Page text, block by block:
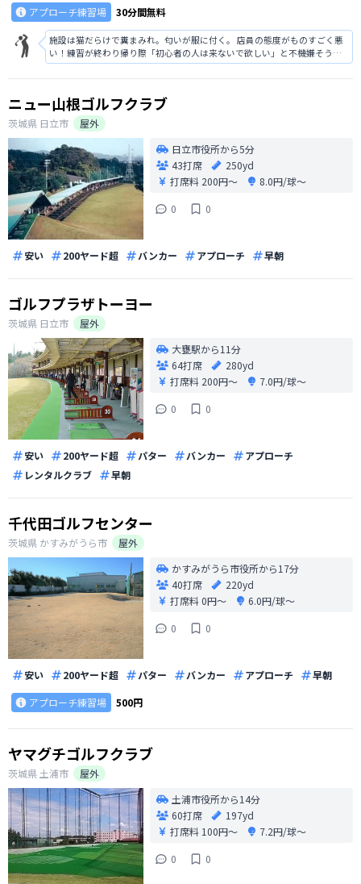
アプローチ練習場
30分間無料
施設は猫だらけで糞まみれ。匂いが服に付く。 店員の態度がものすごく悪
い！練習が終わり帰り際「初心者の人は来ないで欲しい」と不機嫌そうに
言われました。 プリペイドカード残高残ってますがもう絶対に行きませ
ん！！
ニュー山根ゴルフクラブ
茨城県 日立市
屋外
日立市役所から5分
43打席
250yd
打席料 200円〜
8.0円/球〜
0
0
安い 200ヤード超 バンカー アプローチ 早朝
ゴルフプラザトーヨー
茨城県 日立市
屋外
大甕駅から11分
64打席
280yd
打席料 200円〜
7.0円/球〜
0
0
安い 200ヤード超 パター バンカー
アプローチ
レンタルクラブ
早朝
千代田ゴルフセンター
茨城県 かすみがうら市
屋外
かすみがうら市役所から17分
40打席
220yd
打席料0円〜
6.0円/球〜
0
0
安い 200ヤード超 パター バンカー アプローチ
早朝
アプローチ練習場
500円
ヤマグチゴルフクラブ
茨城県 土浦市
屋外
土浦市役所から14分
60打席
197yd
打席料 100円〜
7.2円/球〜
0
0